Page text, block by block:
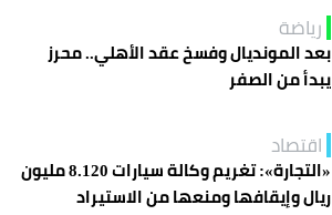
رياضة
بعد المونديال وفسخ عقد الأهلي.. محرز
يبدأ من الصفر
اقتصاد
«التجارة»: تغريم وكالة سيارات 8.120 مليون
ريال وإيقافها ومنعها من الاستيراد